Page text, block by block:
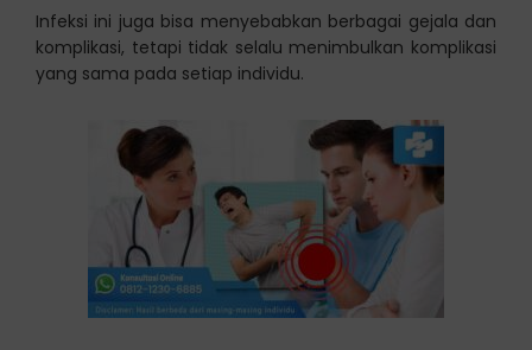
Infeksi ini juga bisa menyebabkan berbagai gejala dan
komplikasi, tetapi tidak selalu menimbulkan komplikasi
yang sama pada setiap individu.